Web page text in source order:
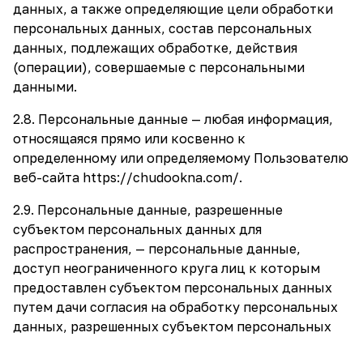
данных, а также определяющие цели обработки
персональных данных, состав персональных
данных, подлежащих обработке, действия
(операции), совершаемые с персональными
данными.
2.8. Персональные данные — любая информация,
относящаяся прямо или косвенно к
определенному или определяемому Пользователю
веб-сайта https://chudookna.com/.
2.9. Персональные данные, разрешенные
субъектом персональных данных для
распространения, — персональные данные,
доступ неограниченного круга лиц к которым
предоставлен субъектом персональных данных
путем дачи согласия на обработку персональных
данных, разрешенных субъектом персональных